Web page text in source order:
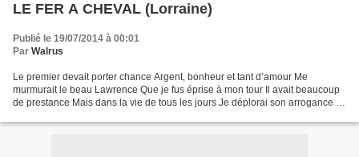
LE FER A CHEVAL (Lorraine)
Publié le 19/07/2014 à 00:01
Par Walrus
Le premier devait porter chance Argent, bonheur et tant d’amour Me
murmurait le beau Lawrence Que je fus éprise à mon tour Il avait beaucoup
de prestance Mais dans la vie de tous les jours Je déplorai son arrogance Et